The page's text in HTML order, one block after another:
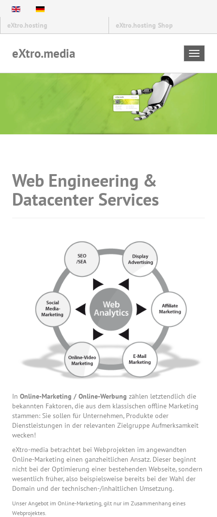
eXtro.hosting eXtro.hosting Shop
Toggle
eXtro.media
Web Engineering &
Datacenter Services
In Online-Marketing / Online-Werbung zählen letztendlich die
bekannten Faktoren, die aus dem klassischen offline Marketing
stammen: Sie sollen für Unternehmen, Produkte oder
Dienstleistungen in der relevanten Zielgruppe Aufmerksamkeit
wecken!
eXtro-media betrachtet bei Webprojekten im angewandten
Online-Marketing einen ganzheitlichen Ansatz. Dieser beginnt
nicht bei der Optimierung einer bestehenden Webseite, sondern
wesentlich früher, also beispielsweise bereits bei der Wahl der
Domain und der technischen-/inhaltlichen Umsetzung.
Unser Angebot im Online-Marketing, gilt nur im Zusammenhang eines
Webprojektes.